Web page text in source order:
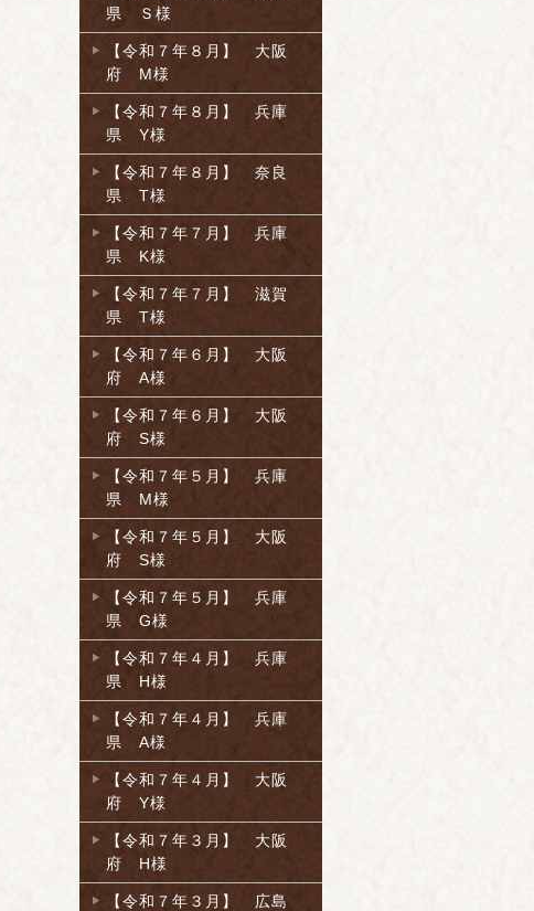
県 Ｓ様
【令和７年８月】 大阪
府 M様
【令和７年８月】 兵庫
県 Y様
【令和７年８月】 奈良
県 T様
【令和７年７月】 兵庫
県 K様
【令和７年７月】 滋賀
県 T様
【令和７年６月】 大阪
府 A様
【令和７年６月】 大阪
府 S様
【令和７年５月】 兵庫
県 M様
【令和７年５月】 大阪
府 S様
【令和７年５月】 兵庫
県 G様
【令和７年４月】 兵庫
県 H様
【令和７年４月】 兵庫
県 A様
【令和７年４月】 大阪
府 Y様
【令和７年３月】 大阪
府 H様
【令和７年３月】 広島